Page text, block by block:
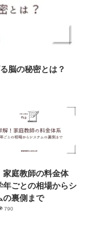
脳の秘密とは？
家庭教師の料金体
年ごとの相場からシ
の裏側まで
790